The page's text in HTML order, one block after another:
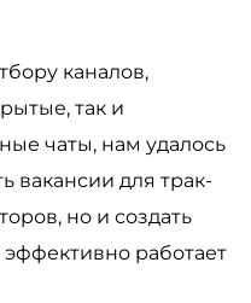
каналов,
так и
чаты, нам удалось
вакансии для трак-
но и создать
работает